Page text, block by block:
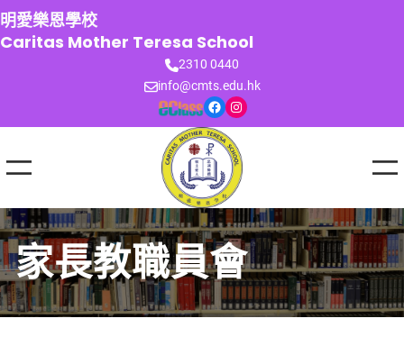
跳
至
主
明愛樂恩學校
Caritas Mother Teresa School
2310 0440
info@cmts.edu.hk
Facebook Instagram
家長教職員會